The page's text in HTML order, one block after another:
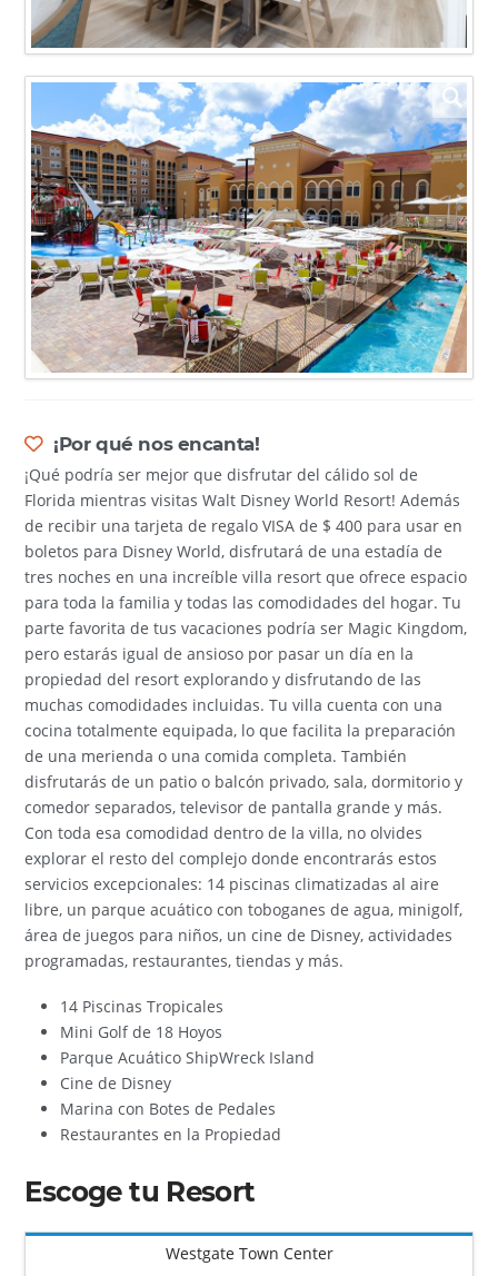
¡Por qué nos encanta!
¡Qué podría ser mejor que disfrutar del cálido sol de
Florida mientras visitas Walt Disney World Resort! Además
de recibir una tarjeta de regalo VISA de $ 400 para usar en
boletos para Disney World, disfrutará de una estadía de
tres noches en una increíble villa resort que ofrece espacio
para toda la familia y todas las comodidades del hogar. Tu
parte favorita de tus vacaciones podría ser Magic Kingdom,
pero estarás igual de ansioso por pasar un día en la
propiedad del resort explorando y disfrutando de las
muchas comodidades incluidas. Tu villa cuenta con una
cocina totalmente equipada, lo que facilita la preparación
de una merienda o una comida completa. También
disfrutarás de un patio o balcón privado, sala, dormitorio y
comedor separados, televisor de pantalla grande y más.
Con toda esa comodidad dentro de la villa, no olvides
explorar el resto del complejo donde encontrarás estos
servicios excepcionales: 14 piscinas climatizadas al aire
libre, un parque acuático con toboganes de agua, minigolf,
área de juegos para niños, un cine de Disney, actividades
programadas, restaurantes, tiendas y más.
14 Piscinas Tropicales
Mini Golf de 18 Hoyos
Parque Acuático ShipWreck Island
Cine de Disney
Marina con Botes de Pedales
Restaurantes en la Propiedad
Escoge tu Resort
Westgate Town Center